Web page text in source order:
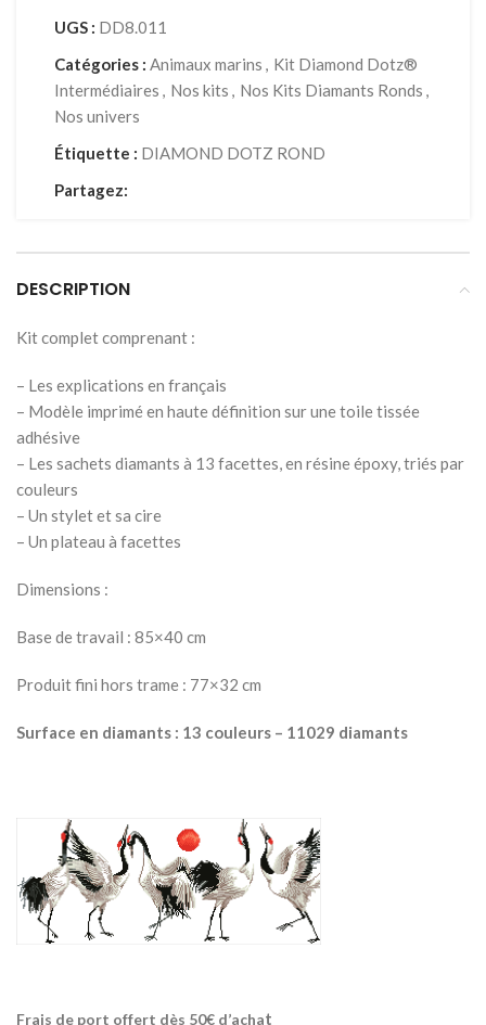
UGS : DD8.011
Catégories : Animaux marins , Kit Diamond Dotz®
Intermédiaires , Nos kits , Nos Kits Diamants Ronds ,
Nos univers
Étiquette : DIAMOND DOTZ ROND
Partagez:
DESCRIPTION
Kit complet comprenant :
– Les explications en français
– Modèle imprimé en haute définition sur une toile tissée
adhésive
– Les sachets diamants à 13 facettes, en résine époxy, triés par
couleurs
– Un stylet et sa cire
– Un plateau à facettes
Dimensions :
Base de travail : 85×40 cm
Produit fini hors trame : 77×32 cm
Surface en diamants : 13 couleurs – 11029 diamants
Frais de port offert dès 50€ d’achat